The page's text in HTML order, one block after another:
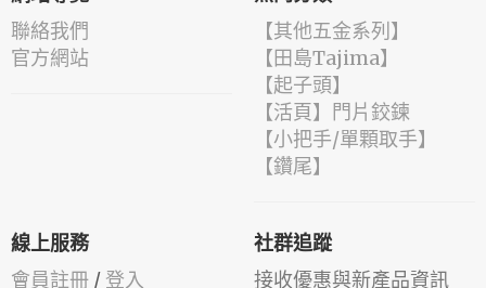
聯絡我們
官方網站
【其他五金系列】
【田島Tajima】
【起子頭】
【活頁】門片鉸鍊
【小把手/單顆取手】
【鑽尾】
線上服務
會員註冊 / 登入
社群追蹤
接收優惠與新產品資訊